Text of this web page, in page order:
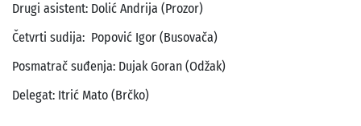
Drugi asistent: Dolić Andrija (Prozor)
Četvrti sudija: Popović Igor (Busovača)
Posmatrač suđenja: Dujak Goran (Odžak)
Delegat: Itrić Mato (Brčko)